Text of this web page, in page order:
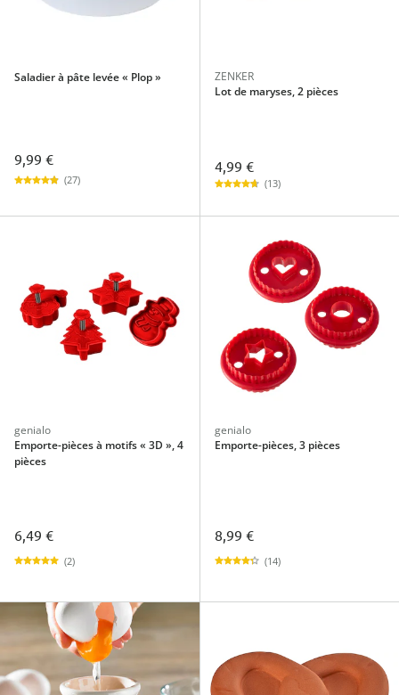
Saladier à pâte levée « Plop »
9,99 €
(27)
ZENKER
Lot de maryses, 2 pièces
4,99 €
(13)
genialo
Emporte-pièces à motifs « 3D », 4
pièces
6,49 €
(2)
genialo
Emporte-pièces, 3 pièces
8,99 €
(14)